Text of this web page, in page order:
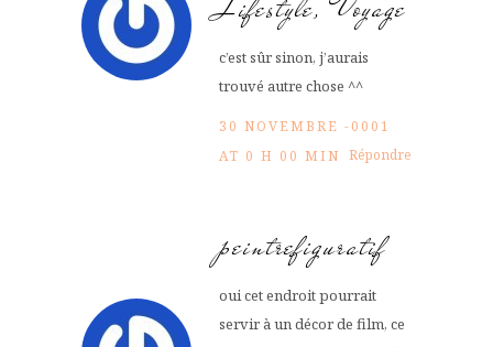
c’est sûr sinon, j’aurais
trouvé autre chose ^^
30 NOVEMBRE -0001
AT 0 H 00 MIN Répondre
peintrefiguratif
oui cet endroit pourrait
servir à un décor de film, ce